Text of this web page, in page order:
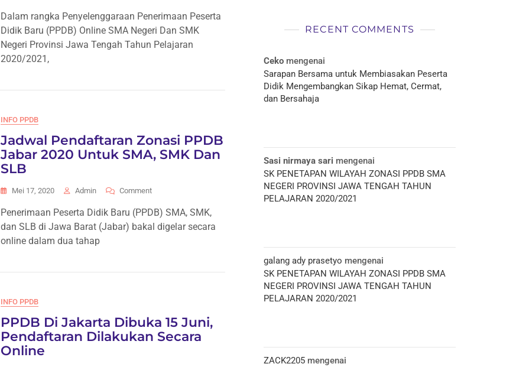
PENETAPAN
WILAYAH
ZONASI
PROVINSI
PELAJARAN
2020/2021
Dalam rangka Penyelenggaraan Penerimaan Peserta
Didik Baru (PPDB) Online SMA Negeri Dan SMK
Negeri Provinsi Jawa Tengah Tahun Pelajaran
2020/2021,
INFO PPDB
Jadwal Pendaftaran Zonasi PPDB
Jabar 2020 Untuk SMA, SMK Dan
SLB
Mei 17, 2020 Admin CommentOn
Pendaftaran
Zonasi
Untuk
SLB
Penerimaan Peserta Didik Baru (PPDB) SMA, SMK,
dan SLB di Jawa Barat (Jabar) bakal digelar secara
online dalam dua tahap
INFO PPDB
PPDB Di Jakarta Dibuka 15 Juni,
Pendaftaran Dilakukan Secara
Online
RECENT COMMENTS
Ceko mengenai
Sarapan Bersama untuk Membiasakan Peserta
Didik Mengembangkan Sikap Hemat, Cermat,
dan Bersahaja
Sasi nirmaya sari mengenai
SK PENETAPAN WILAYAH ZONASI PPDB SMA
NEGERI PROVINSI JAWA TENGAH TAHUN
PELAJARAN 2020/2021
galang ady prasetyo mengenai
SK PENETAPAN WILAYAH ZONASI PPDB SMA
NEGERI PROVINSI JAWA TENGAH TAHUN
PELAJARAN 2020/2021
ZACK2205 mengenai